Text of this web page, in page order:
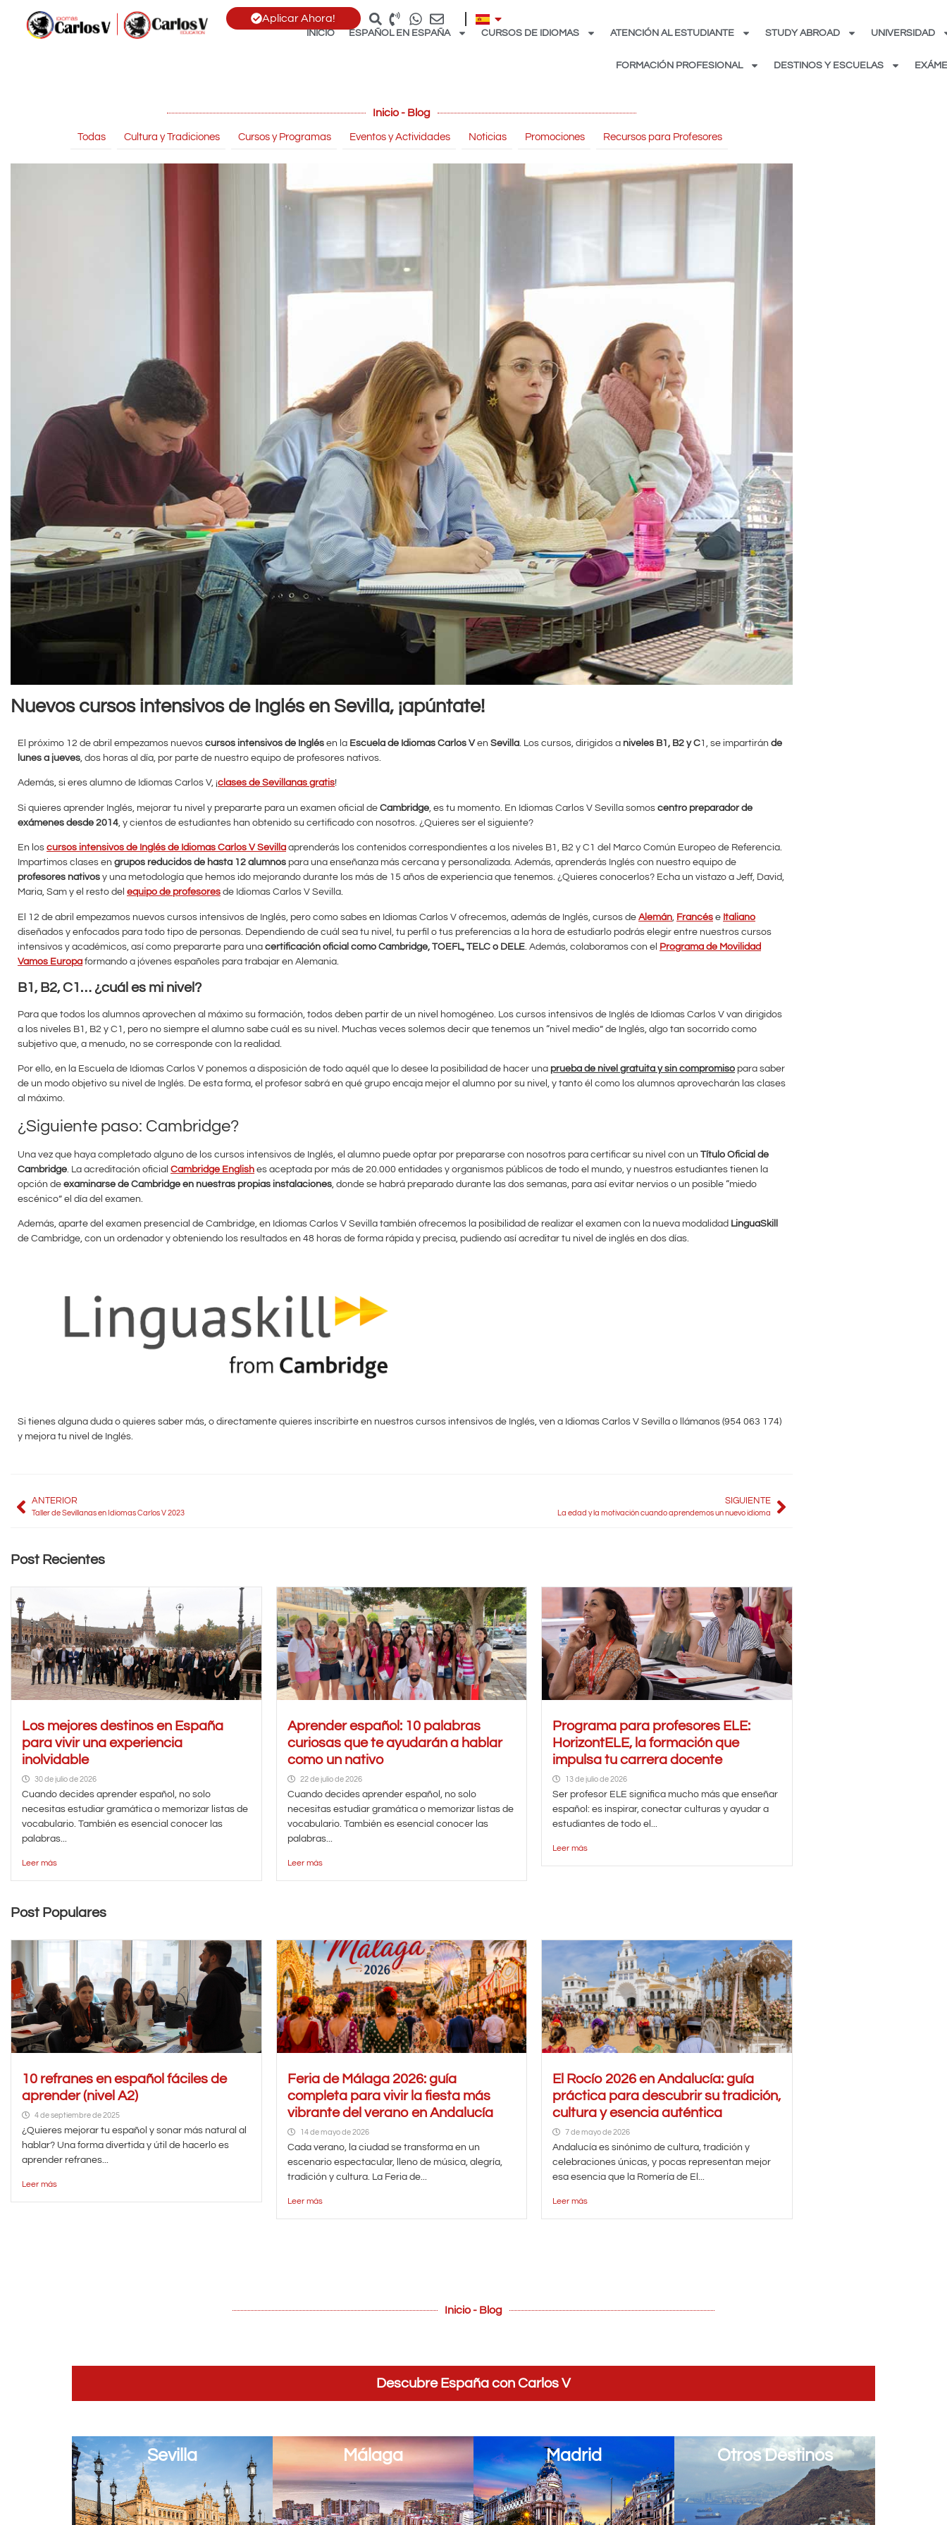
Aplicar Ahora!
INICIO ESPAÑOL EN ESPAÑA CURSOS DE IDIOMAS ATENCIÓN AL ESTUDIANTE STUDY ABROAD UNIVERSIDAD
FORMACIÓN PROFESIONAL DESTINOS Y ESCUELAS
Inicio - Blog
Todas Cultura y Tradiciones Cursos y Programas Eventos y Actividades Noticias Promociones Recursos para Profesores
Nuevos cursos intensivos de Inglés en Sevilla, ¡apúntate!
El próximo 12 de abril empezamos nuevos cursos intensivos de Inglés en la Escuela de Idiomas Carlos V en Sevilla. Los cursos, dirigidos a niveles B1, B2 y C1, se impartirán de
lunes a jueves, dos horas al día, por parte de nuestro equipo de profesores nativos.
Además, si eres alumno de Idiomas Carlos V, ¡clases de Sevillanas gratis!
Si quieres aprender Inglés, mejorar tu nivel y prepararte para un examen oficial de Cambridge , es tu momento. En Idiomas Carlos V Sevilla somos centro preparador de
exámenes desde 2014 , y cientos de estudiantes han obtenido su certificado con nosotros. ¿Quieres ser el siguiente?
En los cursos intensivos de Inglés de Idiomas Carlos V Sevilla aprenderás los contenidos correspondientes a los niveles B1, B2 y C1 del Marco Común Europeo de Referencia.
Impartimos clases en grupos reducidos de hasta 12 alumnos para una enseñanza más cercana y personalizada. Además, aprenderás Inglés con nuestro equipo de
profesores nativos y una metodología que hemos ido mejorando durante los más de 15 años de experiencia que tenemos. ¿Quieres conocerlos? Echa un vistazo a Jeff, David,
Maria, Sam y el resto del equipo de profesores de Idiomas Carlos V Sevilla.
El 12 de abril empezamos nuevos cursos intensivos de Inglés, pero como sabes en Idiomas Carlos V ofrecemos, además de Inglés, cursos de Alemán Francés e Italiano
diseñados y enfocados para todo tipo de personas. Dependiendo de cuál sea tu nivel, tu perfil o tus preferencias a la hora de estudiarlo podrás elegir entre nuestros cursos
intensivos y académicos, así como prepararte para una certificación oficial como Cambridge, TOEFL, TELC o DELE . Además, colaboramos con el Programa de Movilidad
Vamos Europa formando a jóvenes españoles para trabajar en Alemania.
B1, B2, C1… ¿cuál es mi nivel?
Para que todos los alumnos aprovechen al máximo su formación, todos deben partir de un nivel homogéneo. Los cursos intensivos de Inglés de Idiomas Carlos V van dirigidos
a los niveles B1, B2 y C1, pero no siempre el alumno sabe cuál es su nivel. Muchas veces solemos decir que tenemos un “nivel medio” de Inglés, algo tan socorrido como
subjetivo que, a menudo, no se corresponde con la realidad.
Por ello, en la Escuela de Idiomas Carlos V ponemos a disposición de todo aquél que lo desee la posibilidad de hacer una prueba de nivel gratuita y sin compromiso para saber
de un modo objetivo su nivel de Inglés. De esta forma, el profesor sabrá en qué grupo encaja mejor el alumno por su nivel, y tanto él como los alumnos aprovecharán las clases
al máximo.
¿Siguiente paso: Cambridge?
Una vez que haya completado alguno de los cursos intensivos de Inglés, el alumno puede optar por prepararse con nosotros para certificar su nivel con un Título Oficial de
Cambridge . La acreditación oficial Cambridge English es aceptada por más de 20.000 entidades y organismos públicos de todo el mundo, y nuestros estudiantes tienen la
opción de examinarse de Cambridge en nuestras propias instalaciones , donde se habrá preparado durante las dos semanas, para así evitar nervios o un posible “miedo
escénico” el día del examen.
Además, aparte del examen presencial de Cambridge, en Idiomas Carlos V Sevilla también ofrecemos la posibilidad de realizar el examen con la nueva modalidad LinguaSkill
de Cambridge, con un ordenador y obteniendo los resultados en 48 horas de forma rápida y precisa, pudiendo así acreditar tu nivel de inglés en dos días.
Si tienes alguna duda o quieres saber más, o directamente quieres inscribirte en nuestros cursos intensivos de Inglés, ven a Idiomas Carlos V Sevilla o llámanos (954 063 174)
y mejora tu nivel de Inglés.
ANTERIOR
Taller de Sevillanas en Idiomas Carlos V 2023
SIGUIENTE
La edad y la motivación cuando aprendemos un nuevo idioma
Post Recientes
Los mejores destinos en España
para vivir una experiencia
inolvidable
30 de julio de 2026
Cuando decides aprender español, no solo
necesitas estudiar gramática o memorizar listas de
vocabulario. También es esencial conocer las
palabras...
Leer más
Aprender español: 10 palabras
curiosas que te ayudarán a hablar
como un nativo
22 de julio de 2026
Cuando decides aprender español, no solo
necesitas estudiar gramática o memorizar listas de
vocabulario. También es esencial conocer las
palabras...
Leer más
Programa para profesores ELE:
HorizontELE, la formación que
impulsa tu carrera docente
13 de julio de 2026
Ser profesor ELE significa mucho más que enseñar
español: es inspirar, conectar culturas y ayudar a
estudiantes de todo el...
Leer más
Post Populares
10 refranes en español fáciles de
aprender (nivel A2)
4 de septiembre de 2025
¿Quieres mejorar tu español y sonar más natural al
hablar? Una forma divertida y útil de hacerlo es
aprender refranes...
Leer más
Feria de Málaga 2026: guía
completa para vivir la fiesta más
vibrante del verano en Andalucía
14 de mayo de 2026
Cada verano, la ciudad se transforma en un
escenario espectacular, lleno de música, alegría,
tradición y cultura. La Feria de...
Leer más
El Rocío 2026 en Andalucía: guía
práctica para descubrir su tradición,
cultura y esencia auténtica
7 de mayo de 2026
Andalucía es sinónimo de cultura, tradición y
celebraciones únicas, y pocas representan mejor
esa esencia que la Romería de El...
Leer más
Inicio - Blog
Descubre España con Carlos V
Sevilla Málaga Madrid Otros Destinos